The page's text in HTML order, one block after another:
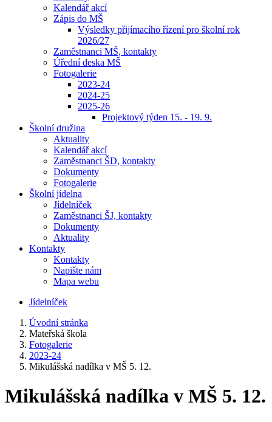
Kalendář akcí
Zápis do MŠ
Výsledky přijímacího řízení pro školní rok
2026/27
Zaměstnanci MŠ, kontakty
Úřední deska MŠ
Fotogalerie
2023-24
2024-25
2025-26
Projektový týden 15. - 19. 9.
Školní družina
Aktuality
Kalendář akcí
Zaměstnanci ŠD, kontakty
Dokumenty
Fotogalerie
Školní jídelna
Jídelníček
Zaměstnanci ŠJ, kontakty
Dokumenty
Aktuality
Kontakty
Kontakty
Napište nám
Mapa webu
Jídelníček
Úvodní stránka
Mateřská škola
Fotogalerie
2023-24
Mikulášská nadílka v MŠ 5. 12.
Mikulášská nadílka v MŠ 5. 12.